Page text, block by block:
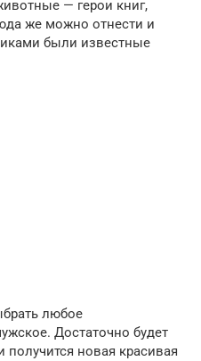
— герои книг,
же можно отнести и
были известные
любое
Достаточно будет
новая красивая